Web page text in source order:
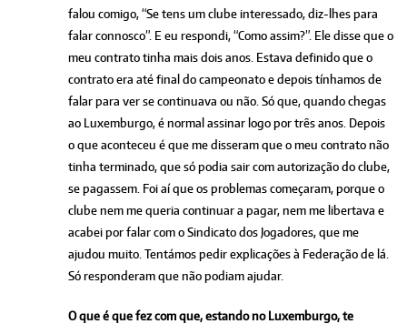
falou comigo, “Se tens um clube interessado, diz-lhes para
falar connosco”. E eu respondi, “Como assim?”. Ele disse que o
meu contrato tinha mais dois anos. Estava definido que o
contrato era até final do campeonato e depois tínhamos de
falar para ver se continuava ou não. Só que, quando chegas
ao Luxemburgo, é normal assinar logo por três anos. Depois
o que aconteceu é que me disseram que o meu contrato não
tinha terminado, que só podia sair com autorização do clube,
se pagassem. Foi aí que os problemas começaram, porque o
clube nem me queria continuar a pagar, nem me libertava e
acabei por falar com o Sindicato dos Jogadores, que me
ajudou muito. Tentámos pedir explicações à Federação de lá.
Só responderam que não podiam ajudar.
O que é que fez com que, estando no Luxemburgo, te